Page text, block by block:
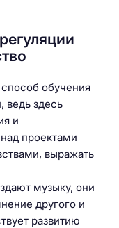
обучения
ведь здесь
и
проектами
выражать
музыку, они
другого и
развитию